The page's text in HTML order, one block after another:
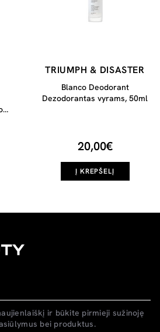
TRIUMPH & DISASTER
Blanco Deodorant
Dezodorantas vyrams, 50ml
20,00€
Į KREPŠELĮ
ir būkite pirmieji sužinoję
bei produktus.